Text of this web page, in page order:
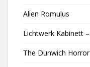
Alien Romulus
Lichtwerk Kabinett
The Dunwich Horror